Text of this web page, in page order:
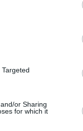
or Sharing
for which it
ALTINA ALINDI.
12, 2025
χωριά, με 2.090